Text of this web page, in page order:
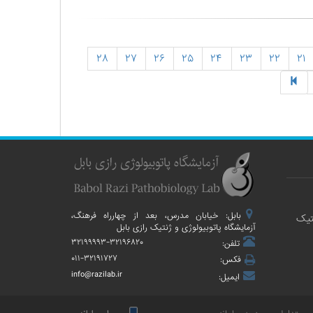
۲۱ ۲۲ ۲۳ ۲۴ ۲۵ ۲۶ ۲۷ ۲۸
بابل: خیابان مدرس، بعد از چهارراه فرهنگ،
آزمایشگاه پاتوبیولوژی و ژنتیک رازی بابل
تلفن:
۳۲۱۹۹۹۹۳-۳۲۱۹۶۸۲۰
فکس:
۰۱۱-۳۲۱۹۱۷۲۷
ایمیل:
info@razilab.ir